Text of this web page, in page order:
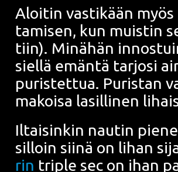
Aloi­tin vas­ti­kään
ta­mi­sen, kun muis­tin
tiin). Minä­hän
siel­lä emän­tä tar­jo­si
pu­ris­tet­tua. Puris­tan
makoi­sa lasil­li­nen
Iltai­sin­kin nau­tin
sil­loin sii­nä on lihan
rin triple sec on ihan